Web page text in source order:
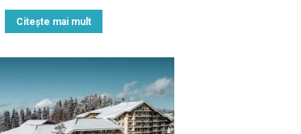
Citește mai mult